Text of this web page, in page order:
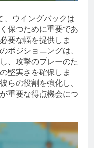
、ウイングバックは
保つために重要であ
要な幅を提供しま
ポジショニングは、
、攻撃のプレーのた
堅実さを確保しま
らの役割を強化し、
重要な得点機会につ